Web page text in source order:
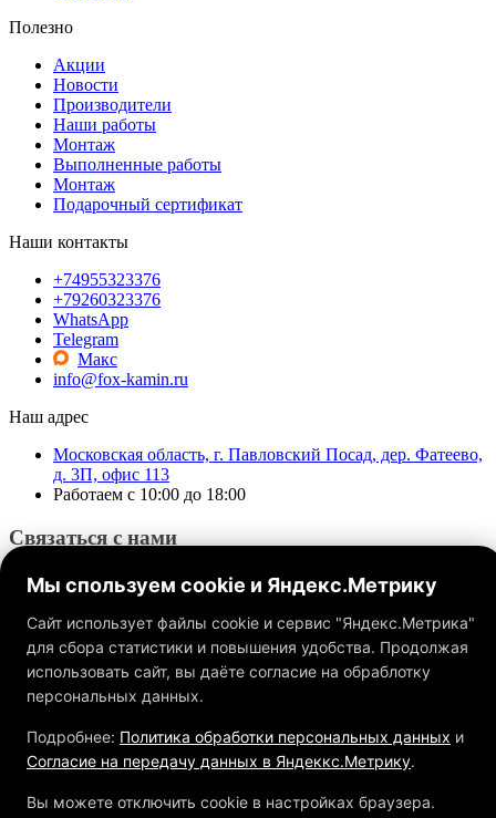
Полезно
Акции
Новости
Производители
Наши работы
Монтаж
Выполненные работы
Монтаж
Подарочный сертификат
Наши контакты
+74955323376
+79260323376
WhatsApp
Telegram
Макс
info@fox-kamin.ru
Наш адрес
Московская область, г. Павловский Посад, дер. Фатеево,
д. 3П, офис 113
Работаем с 10:00 до 18:00
Связаться с нами
Обращаем ваше внимание на то, что данный интернет-сайт, а
также вся информация о товарах и ценах, предоставленная на
при каких условиях не является публичной офертой,
определяемой положениями Статьи 437 ГК РФ.
Мы спользуем cookie и Яндекс.Метрику
Сайт использует файлы cookie и сервис "Яндекс.Метрика"
для сбора статистики и повышения удобства. Продолжая
использовать сайт, вы даёте согласие на обраблотку
персональных данных.
Подробнее: Политика обработки персональных данных и
Согласие на передачу данных в Яндеккс.Метрику.
Вы можете отключить cookie в настройках браузера.